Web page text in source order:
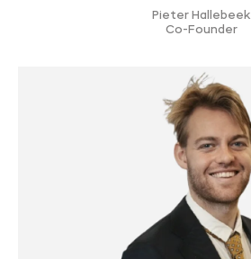
Pieter Hallebeek
Co-Founder